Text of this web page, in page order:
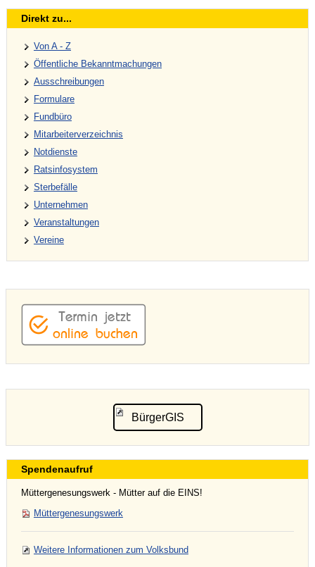
Direkt zu...
Von A - Z
Öffentliche Bekanntmachungen
Ausschreibungen
Formulare
Fundbüro
Mitarbeiterverzeichnis
Notdienste
Ratsinfosystem
Sterbefälle
Unternehmen
Veranstaltungen
Vereine
BürgerGIS
Spendenaufruf
Müttergenesungswerk - Mütter auf die EINS!
Müttergenesungswerk
Weitere Informationen zum Volksbund